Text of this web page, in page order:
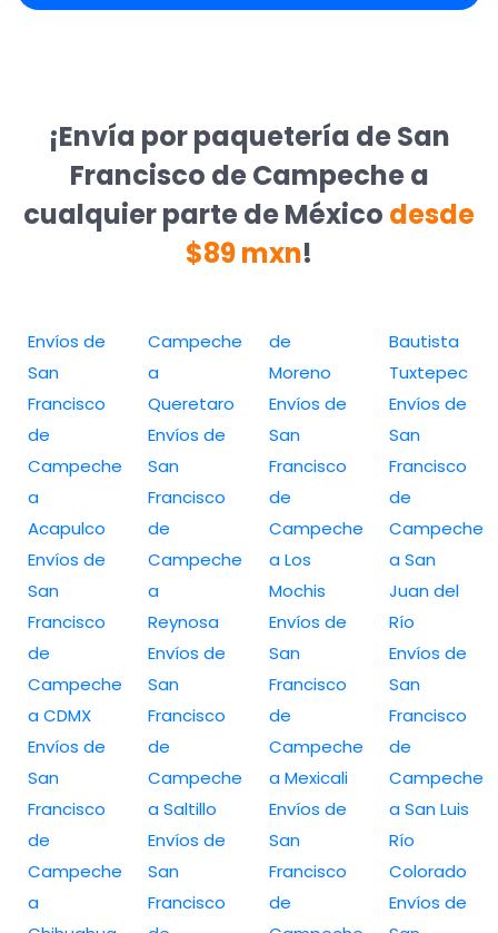
¡Envía por paquetería de San
Francisco de Campeche a
cualquier parte de México desde
$89 mxn!
Envíos de
San
Francisco
de
Campeche
a
Acapulco
Envíos de
San
Francisco
de
Campeche
a CDMX
Envíos de
San
Francisco
de
Campeche
a
Campeche
a
Queretaro
Envíos de
San
Francisco
de
Campeche
a
Reynosa
Envíos de
San
Francisco
de
Campeche
a Saltillo
Envíos de
San
Francisco
de
Moreno
Envíos de
San
Francisco
de
Campeche
a Los
Mochis
Envíos de
San
Francisco
de
Campeche
a Mexicali
Envíos de
San
Francisco
de
Bautista
Tuxtepec
Envíos de
San
Francisco
de
Campeche
a San
Juan del
Río
Envíos de
San
Francisco
de
Campeche
a San Luis
Río
Colorado
Envíos de